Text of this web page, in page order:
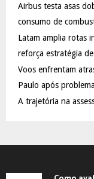
r
:
Airbus testa asas
consumo de
Latam amplia rotas
reforça estratégia
Voos enfrentam
Paulo após
A trajetória na